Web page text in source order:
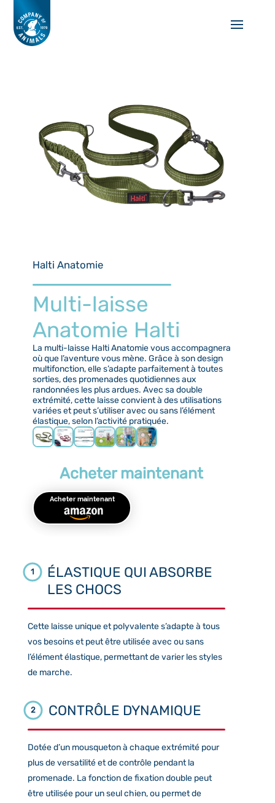
Halti Anatomie
Multi-laisse
Anatomie Halti
La multi-laisse Halti Anatomie vous accompagnera
où que l’aventure vous mène. Grâce à son design
multifonction, elle s’adapte parfaitement à toutes
sorties, des promenades quotidiennes aux
randonnées les plus ardues. Avec sa double
extrémité, cette laisse convient à des utilisations
variées et peut s’utiliser avec ou sans l’élément
élastique, selon l’activité pratiquée.
Acheter maintenant
Acheter maintenant
1
ÉLASTIQUE QUI ABSORBE
LES CHOCS
Cette laisse unique et polyvalente s’adapte à tous
vos besoins et peut être utilisée avec ou sans
l’élément élastique, permettant de varier les styles
de marche.
2 CONTRÔLE DYNAMIQUE
Dotée d’un mousqueton à chaque extrémité pour
plus de versatilité et de contrôle pendant la
promenade. La fonction de fixation double peut
être utilisée pour un seul chien, ou permet de